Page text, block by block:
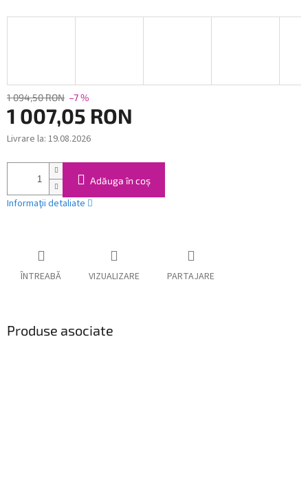
1 094,50 RON –7 %
1 007,05 RON
Evaluare
Livrare la: 19.08.2026
Adăuga în coş
Informaţii detaliate
ÎNTREABĂ VIZUALIZARE PARTAJARE
Produse asociate